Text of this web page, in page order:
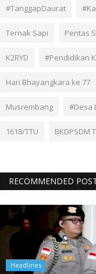
#TanggapDaurat
Ternak Sapi Pentas
K2RYD #Pendidikan
Hari Bhayangkara ke 77
Musrembang #Desa
1618/TTU BKDPSDM
RECOMMENDED
Headlines